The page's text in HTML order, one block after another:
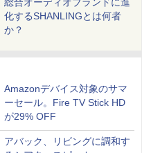
化するSHANLINGとは何者
か？
Amazonデバイス対象のサマ
ーセール。Fire TV Stick HD
が29% OFF
アバック、リビングに調和す